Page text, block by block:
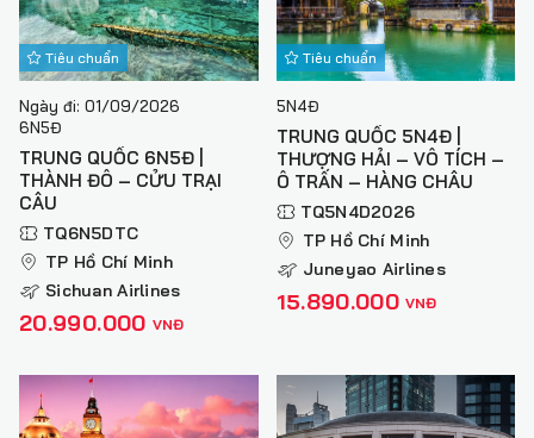
Tiêu chuẩn
Ngày đi: 01/09/2026
6N5Đ
TRUNG QUỐC 6N5Đ |
THÀNH ĐÔ – CỬU TRẠI
CÂU
TQ6N5DTC
TP Hồ Chí Minh
Sichuan Airlines
20.990.000 VNĐ
Tiêu chuẩn
5N4Đ
TRUNG QUỐC 5N4Đ |
THƯỢNG HẢI – VÔ TÍCH –
Ô TRẤN – HÀNG CHÂU
TQ5N4D2026
TP Hồ Chí Minh
Juneyao Airlines
15.890.000 VNĐ